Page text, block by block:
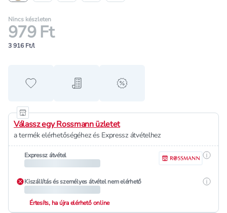
Nincs készleten
979 Ft
3 916 Ft/l
Hozzáadás a kedvencekhez
Hozzáadás a bevásárló listához
alert when on sale
Válassz egy Rossmann üzletet
a termék elérhetőségéhez és Expressz átvételhez
Expressz átvétel
Kiszállítás és személyes átvétel nem elérhető
Értesíts, ha újra elérhető online